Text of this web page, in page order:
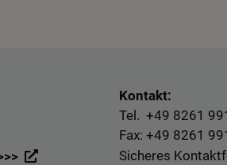
Kontakt:
Tel. +49 8261
Fax: +49 8261
Sicheres